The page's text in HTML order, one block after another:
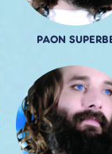
PAON